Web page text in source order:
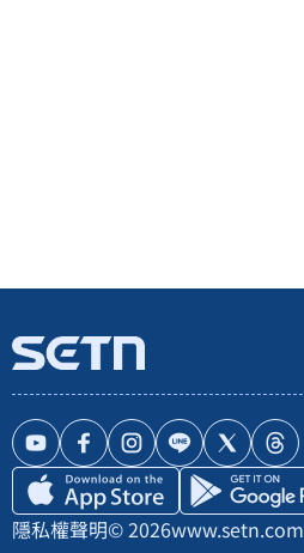
隱私權聲明© 2026www.setn.com